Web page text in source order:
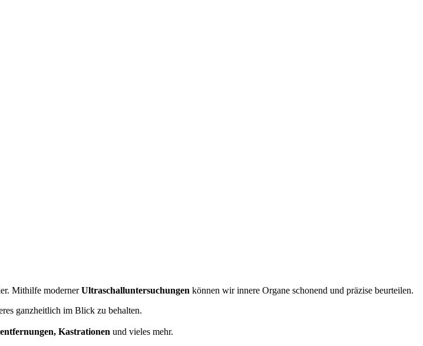
Mithilfe modernerUltraschalluntersuchungen können wir innere Organe schonend und präzise beurteilen.
ganzheitlich im Blick zu behalten.
Kastrationen und vieles mehr.